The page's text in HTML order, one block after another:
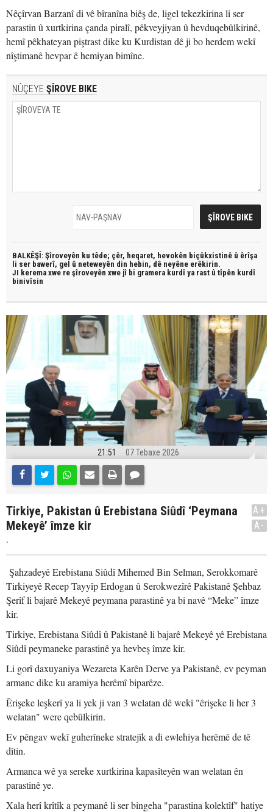
Nêçîrvan Barzanî di vê bîranîna biêş de, ligel tekezkirina li ser
parastin û xurtkirina çanda piralî, pêkveyjiyan û hevduqebûlkirinê,
hemî pêkhateyan piştrast dike ku Kurdistan dê ji bo herdem wekî
nîştimanê hevpar ê hemiyan bimîne.
NÛÇEYE ŞÎROVE BIKE
BALKÊŞÎ: Şîroveyên ku têde; çêr, heqaret, hevokên biçûkxistinê û êrîşa
li ser bawerî, gel û neteweyên din hebin, dê neyêne erêkirin.
JI kerema xwe re şîroveyên xwe jî bi gramera kurdî ya rast û tîpên kurdî
binivîsin
21:51 07 Tebaxe 2026
Tirkiye, Pakistan û Erebistana Siûdî ‘Peymana
Mekeyê’ îmze kir
.
A+
A-
Şahzadeyê Erebistana Siûdî Mihemed Bin Selman, Serokkomarê
Tirkiyeyê Recep Tayyîp Erdogan û Serokwezîrê Pakistanê Şehbaz
Şerîf li bajarê Mekeyê peymana parastinê ya bi navê “Meke” îmze
kir.
Tirkiye, Erebistana Siûdî û Pakistanê li bajarê Mekeyê yê Erebistana
Siûdî peymaneke parastinê ya hevbeş îmze kir.
Li gorî daxuyaniya Wezareta Karên Derve ya Pakistanê, ev peyman
armanc dike ku aramiya herêmî biparêze.
Êrişeke leşkerî ya li yek ji van 3 welatan dê wekî "êrişeke li her 3
welatan" were qebûlkirin.
Ev pêngav wekî guherîneke stratejîk a di ewlehiya herêmê de tê
dîtin.
Armanca wê ya sereke xurtkirina kapasîteyên wan welatan ên
parastinê ye.
Xala herî krîtîk a peymanê li ser bingeha "parastina kolektîf" hatiye